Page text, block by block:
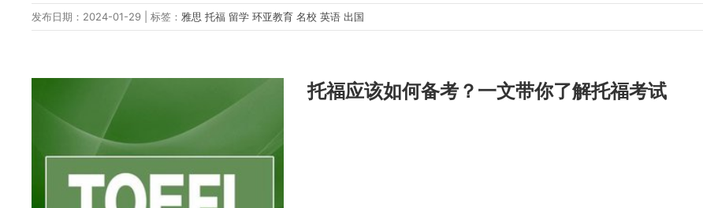
发布日期：2024-01-29 | 标签： 雅思托福 留学环亚教育名校英语出国
托福应该如何备考？一文带你了解托福考试